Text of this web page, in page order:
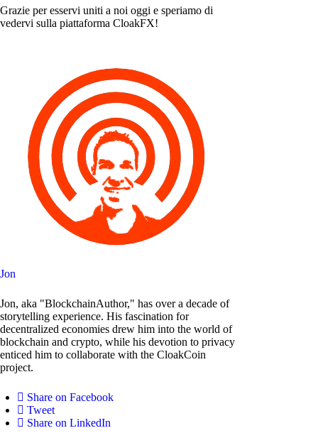
Grazie per esservi uniti a noi oggi e speriamo di
vedervi sulla piattaforma CloakFX!
Jon
Jon, aka "BlockchainAuthor," has over a decade of
storytelling experience. His fascination for
decentralized economies drew him into the world of
blockchain and crypto, while his devotion to privacy
enticed him to collaborate with the CloakCoin
project.
Share on Facebook
Tweet
Share on LinkedIn